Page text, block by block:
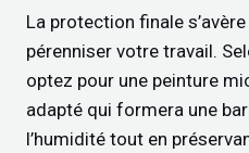
La protection finale
pérenniser votre travail.
optez pour une peinture
adapté qui formera une
l’humidité tout en